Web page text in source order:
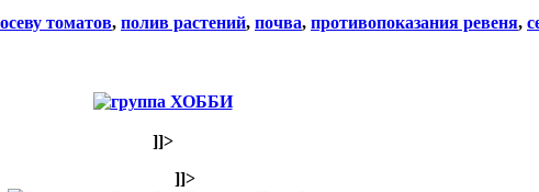
томатов, полив растений, почва, противопоказания ревеня,
]]>
]]>